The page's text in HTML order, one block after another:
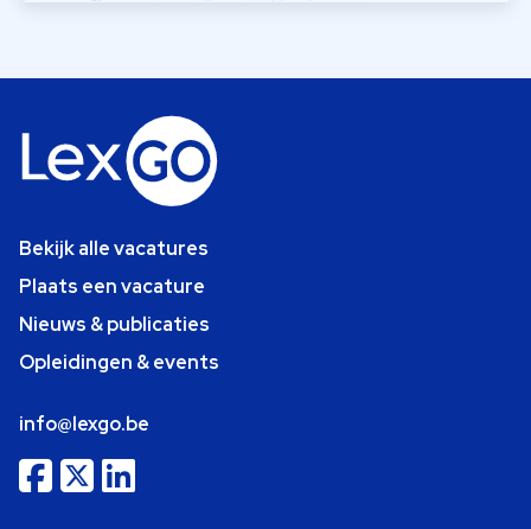
Bekijk alle vacatures
Plaats een vacature
Nieuws & publicaties
Opleidingen & events
info@lexgo.be